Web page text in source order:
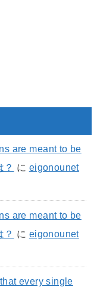
are meant to be
に eigonounet
are meant to be
に eigonounet
every single